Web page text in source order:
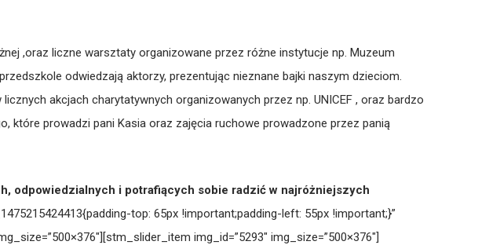
,oraz liczne warsztaty organizowane przez różne instytucje np. Muzeum
odwiedzają aktorzy, prezentując nieznane bajki naszym dzieciom.
akcjach charytatywnych organizowanych przez np. UNICEF , oraz bardzo
które prowadzi pani Kasia oraz zajęcia ruchowe prowadzone przez panią
odpowiedzialnych i potrafiących sobie radzić w najróżniejszych
top: 65px !important;padding-left: 55px !important;}”
img_id=”5293″ img_size=”500×376″]